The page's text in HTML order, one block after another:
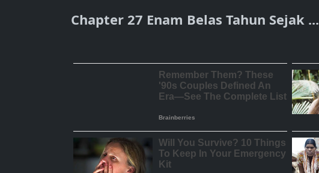
Chapter 27 Enam Belas Tahun Sejak ...